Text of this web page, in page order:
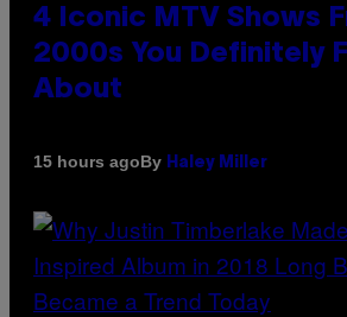
4 Iconic MTV Shows
2000s You Definitely
About
15 hours agoBy Haley Miller